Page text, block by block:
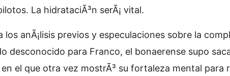
La hidrataciÃ³n serÃ¡ vital.
los anÃ¡lisis previos y especulaciones sobre la
desconocido para Franco, el bonaerense supo
el que otra vez mostrÃ³ su fortaleza mental para